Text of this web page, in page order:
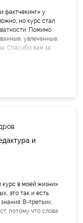
фактчекинг» у
но курс стал
Помимо
увлеченные.
Спасибо вам за
совестью
дезу. Вечером я
фактов и
в кровати до
И да — деза. Эта
разбиралась до
Потому что
легко, а на
этим и режешься
Учились проверять
и
курс в моей жизни»
это так и есть.
В-третьих,
потому что слова